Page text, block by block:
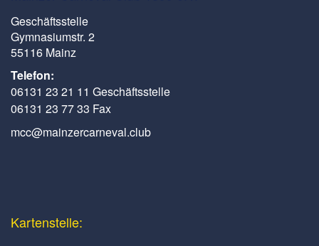
Geschäftsstelle
Gymnasiumstr. 2
55116 Mainz
Telefon:
06131 23 21 11 Geschäftsstelle
06131 23 77 33 Fax
mcc@mainzercarneval.club
Kartenstelle: